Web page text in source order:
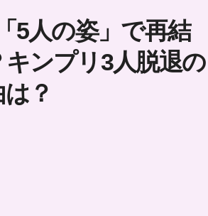
5人の姿」で再結
ンプリ3人脱退の
？